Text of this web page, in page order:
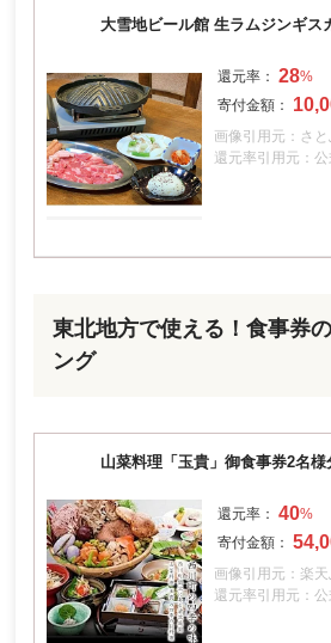
大雪地ビール館 生ラムジンギス
28
画像引用元：さと
還元率引用元：公
東北地方で使える！食事券
ング
山菜料理「玉貴」御食事券2名様
40
画像引用元：楽
還元率引用元：公